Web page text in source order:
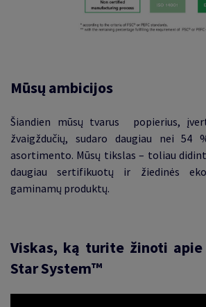
Mūsų ambicijos
Šiandien mūsų tvarus popierius,
žvaigždučių, sudaro daugiau nei 54
asortimento. Mūsų tikslas – toliau
daugiau sertifikuotų ir žiedinės
gaminamų produktų.
Viskas, ką turite žinoti apie
Star System™